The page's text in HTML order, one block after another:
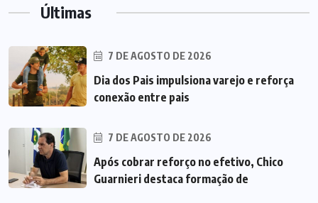
Últimas
7 DE AGOSTO DE 2026
Dia dos Pais impulsiona varejo e reforça
conexão entre pais
7 DE AGOSTO DE 2026
Após cobrar reforço no efetivo, Chico
Guarnieri destaca formação de